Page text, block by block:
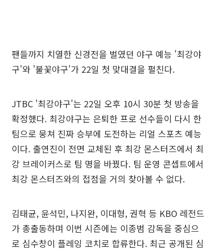
팬들까지 치열한 신경전을 벌였던 야구 예능 '최강야
구'와 '불꽃야구'가 22일 첫 맞대결을 펼친다.
JTBC '최강야구'는 22일 오후 10시 30분 첫 방송을
확정했다. 최강야구는 은퇴한 프로 선수들이 다시 한
팀으로 뭉쳐 진짜 승부에 도전하는 리얼 스포츠 예능
이다. 출연진이 전면 교체된 후 최강 몬스터즈에서 최
강 브레이커스로 팀 명을 바꿨다. 팀 운영 콘셉트에서
최강 몬스터즈와의 접점을 거의 찾아볼 수 없다.
김태균, 윤석민, 나지완, 이대형, 권혁 등 KBO 레전드
가 총출동하며 이번 시즌에는 이종범 감독을 중심으
로 심수창이 플레잉 코치로 합류한다. 최근 공개된 심